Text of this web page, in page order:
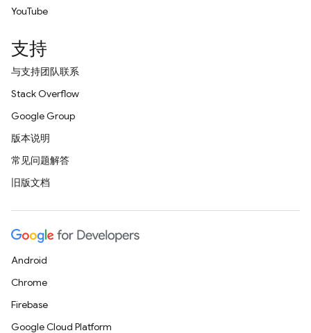
YouTube
支持
与支持团队联系
Stack Overflow
Google Group
版本说明
常见问题解答
旧版文档
Android
Chrome
Firebase
Google Cloud Platform